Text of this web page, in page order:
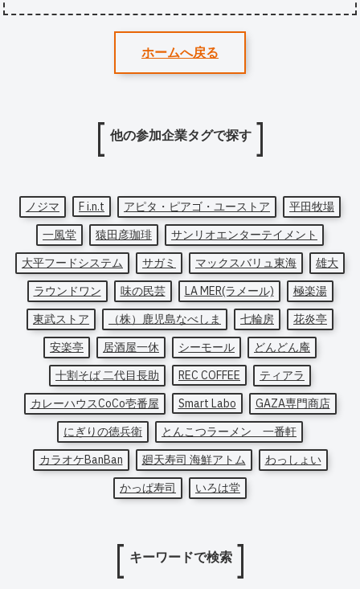
ホームへ戻る
他の参加企業タグで探す
ノジマ F i.n.t アピタ・ピアゴ・ユーストア
平田牧場
一風堂
猿田彦珈琲
サンリオエンターテイメント
大平フードシステム
サガミ マックスバリュ東海
雄大
ラウンドワン
味の民芸 LA MER(ラメール)
極楽湯
東武ストア
（株）鹿児島なべしま 七輪房
花炎亭
安楽亭
居酒屋一休 シーモール
どんどん庵
十割そば 二代目長助
REC COFFEE
ティアラ
カレーハウスCoCo壱番屋
Smart Labo
GAZA専門商店
にぎりの徳兵衛
とんこつラーメン 一番軒
カラオケBanBan
廻天寿司 海鮮アトム
わっしょい
かっぱ寿司
いろは堂
キーワードで検索